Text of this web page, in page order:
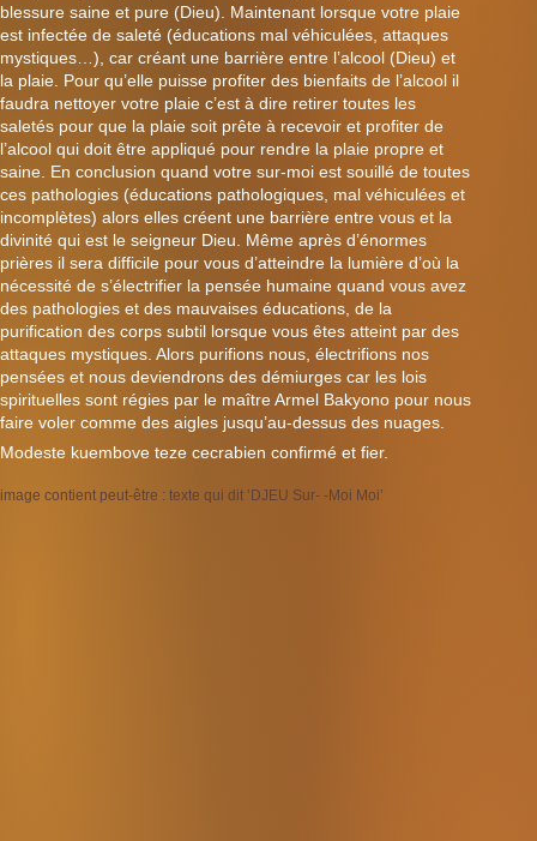
blessure saine et pure (Dieu). Maintenant lorsque votre plaie
est infectée de saleté (éducations mal véhiculées, attaques
mystiques…), car créant une barrière entre l’alcool (Dieu) et
la plaie. Pour qu’elle puisse profiter des bienfaits de l’alcool il
faudra nettoyer votre plaie c’est à dire retirer toutes les
saletés pour que la plaie soit prête à recevoir et profiter de
l’alcool qui doit être appliqué pour rendre la plaie propre et
saine. En conclusion quand votre sur-moi est souillé de toutes
ces pathologies (éducations pathologiques, mal véhiculées et
incomplètes) alors elles créent une barrière entre vous et la
divinité qui est le seigneur Dieu. Même après d’énormes
prières il sera difficile pour vous d’atteindre la lumière d’où la
nécessité de s’électrifier la pensée humaine quand vous avez
des pathologies et des mauvaises éducations, de la
purification des corps subtil lorsque vous êtes atteint par des
attaques mystiques. Alors purifions nous, électrifions nos
pensées et nous deviendrons des démiurges car les lois
spirituelles sont régies par le maître Armel Bakyono pour nous
faire voler comme des aigles jusqu’au-dessus des nuages.
Modeste kuembove teze cecrabien confirmé et fier.